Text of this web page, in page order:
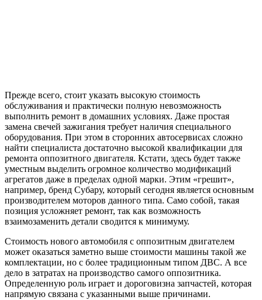
Прежде всего, стоит указать высокую стоимость
обслуживания и практически полную невозможность
выполнить ремонт в домашних условиях. Даже простая
замена свечей зажигания требует наличия специального
оборудования. При этом в сторонних автосервисах сложно
найти специалиста достаточно высокой квалификации для
ремонта оппозитного двигателя. Кстати, здесь будет также
уместным выделить огромное количество модификаций
агрегатов даже в пределах одной марки. Этим «грешит»,
например, бренд Субару, который сегодня является основным
производителем моторов данного типа. Само собой, такая
позиция усложняет ремонт, так как возможность
взаимозаменить детали сводится к минимуму.
Стоимость нового автомобиля с оппозитным двигателем
может оказаться заметно выше стоимости машины такой же
комплектации, но с более традиционным типом ДВС. А все
дело в затратах на производство самого оппозитника.
Определенную роль играет и дороговизна запчастей, которая
напрямую связана с указанными выше причинами.